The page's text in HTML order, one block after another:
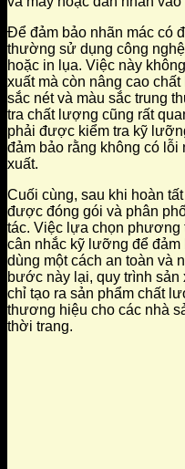
Để đảm bảo nhãn mác có
thường sử dụng công
hoặc in lụa. Việc này
xuất mà còn nâng cao
sắc nét và màu sắc trung
tra chất lượng cũng rất
phải được kiểm tra kỹ
đảm bảo rằng không có lỗi
xuất.
Cuối cùng, sau khi hoàn
được đóng gói và phân
tác. Việc lựa chọn
cân nhắc kỹ lưỡng để
dùng một cách an toàn và
bước này lại, quy trình sản
chỉ tạo ra sản phẩm chất
thương hiệu cho các nhà
thời trang.